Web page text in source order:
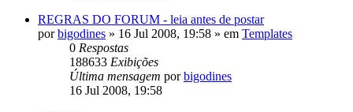
REGRAS DO FORUM - leia antes de postar
porbigodines » 16 Jul 2008, 19:58 » em Templates
0 Respostas
188633 Exibições
Última mensagem porbigodines
16 Jul 2008, 19:58